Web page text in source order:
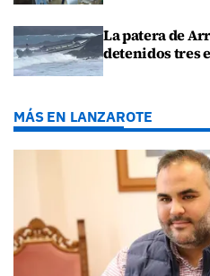
La patera de
detenidos tres
MÁS EN LANZAROTE